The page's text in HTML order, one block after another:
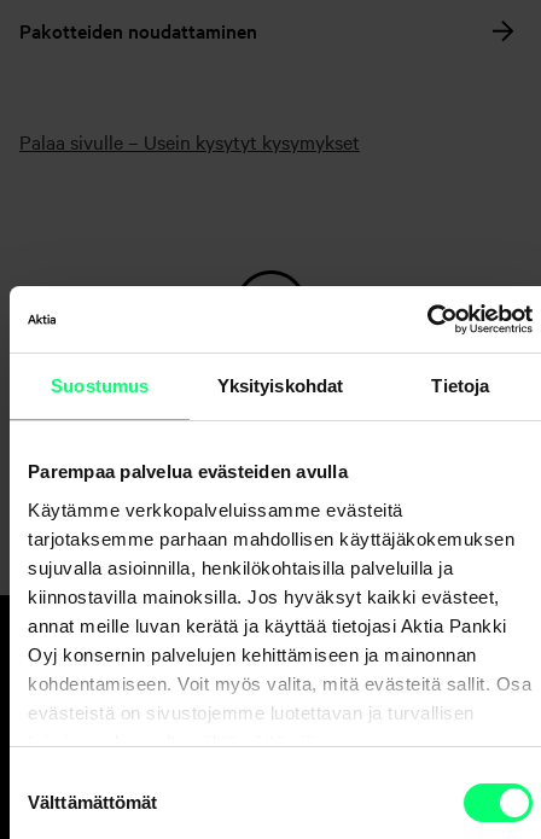
Suostumus Yksityiskohdat Tietoja
Parempaa palvelua evästeiden avulla
Käytämme verkkopalveluissamme evästeitä
tarjotaksemme parhaan mahdollisen käyttäjäkokemuksen
sujuvalla asioinnilla, henkilökohtaisilla palveluilla ja
kiinnostavilla mainoksilla. Jos hyväksyt kaikki evästeet,
annat meille luvan kerätä ja käyttää tietojasi Aktia Pankki
Oyj konsernin palvelujen kehittämiseen ja mainonnan
kohdentamiseen. Voit myös valita, mitä evästeitä sallit. Osa
evästeistä on sivustojemme luotettavan ja turvallisen
toiminnan kannalta välttämättömiä.
valinta
Välttämättömät
Pakotteiden noudattaminen
Palaa sivulle – Usein kysytyt kysymykset
Lähetä meille viesti verkkopankissa
Hyvä pankki.
Ja erinomainen
varainhoitaja.